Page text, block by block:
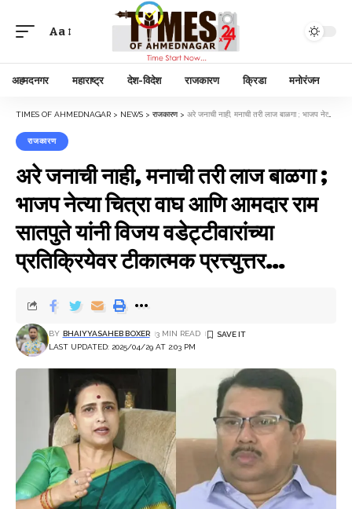
Aa
अहमदनगर महाराष्ट्र देश-विदेश राजकारण क्रिडा मनोरंजन
TIMES OF AHMEDNAGAR > NEWS > राजकारण> अरे जनाची नाही, मनाची तरी लाज बाळगा ; भाजप नेत्या चित्रा वाघ आणि आमदार राम सातपुते यांनी विजय वडेट्टीवारांच्या प्रतिक्रियेवर टीकात्मक प्रत्त्युत्तर…
राजकारण
अरे जनाची नाही, मनाची तरी लाज बाळगा ;
भाजप नेत्या चित्रा वाघ आणि आमदार राम
सातपुते यांनी विजय वडेट्टीवारांच्या
प्रतिक्रियेवर टीकात्मक प्रत्त्युत्तर…
LAST UPDATED: 2025/04/29 AT 2:03 PM
BY BHAIYYASAHEB BOXER 3 MIN READ